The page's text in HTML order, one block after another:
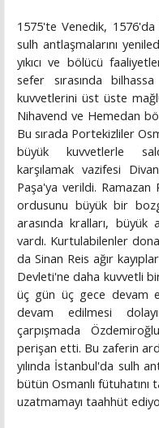
1575'te Venedik,
sulh antlaşmalarını
yıkıcı ve bölücü
sefer sırasında
kuvvetlerini üst üste
Nihavend ve Hemedan
Bu sırada Portekizliler
büyük kuvvetlerle
karşılamak vazifesi
Paşa'ya verildi. Ramazan
ordusunu büyük bir
arasında kralları,
vardı. Kurtulabilenler
da Sinan Reis ağır
Devleti'ne daha kuvvetli
üç gün üç gece devam
devam edilmesi
çarpışmada
perişan etti. Bu zaferin
yılında İstanbul'da sulh
bütün Osmanlı fütuhatını
uzatmamayı taahhüt